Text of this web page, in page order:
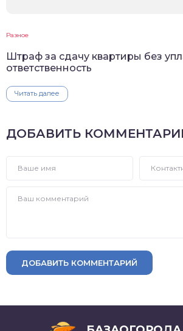
Разное
Штраф за сдачу квартиры без
ответственность
Читать далее
ДОБАВИТЬ
ДОБАВИТЬ КОММЕНТАРИЙ